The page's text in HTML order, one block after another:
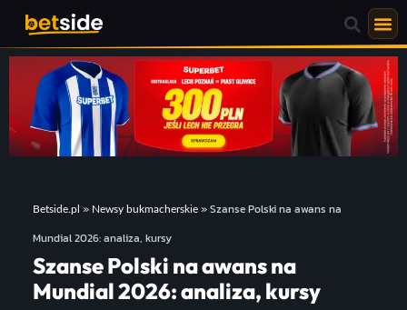
Betside.pl » Newsy bukmacherskie»Szanse Polski na awans na
Mundial 2026: analiza, kursy
Szanse Polski na awans na
Mundial 2026: analiza, kursy